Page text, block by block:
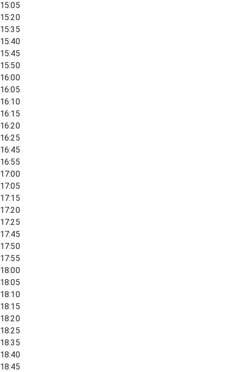
15:05
15:20
15:35
15:40
15:45
15:50
16:00
16:05
16:10
16:15
16:20
16:25
16:45
16:55
17:00
17:05
17:15
17:20
17:25
17:45
17:50
17:55
18:00
18:05
18:10
18:15
18:20
18:25
18:35
18:40
18:45